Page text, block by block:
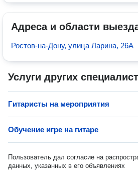
Адреса и области
Ростов-на-Дону, улица Ларина, 26А
Услуги других
Гитаристы на мероприятия
Обучение игре на гитаре
Пользователь дал согласие на
данных, указанных в его объявлениях